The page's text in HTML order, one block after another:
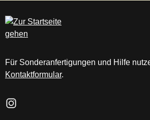
Für Sonderanfertigungen und Hilfe
Kontaktformular.
Schau auf Instagram vorbei – öffnet in